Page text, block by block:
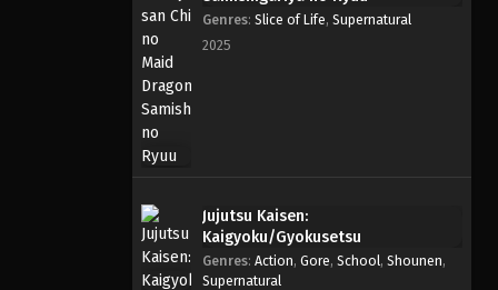
Genres: Slice of Life, Supernatural
2025
Jujutsu Kaisen:
Kaigyoku/Gyokusetsu
Genres: Action, Gore, School, Shounen,
Supernatural